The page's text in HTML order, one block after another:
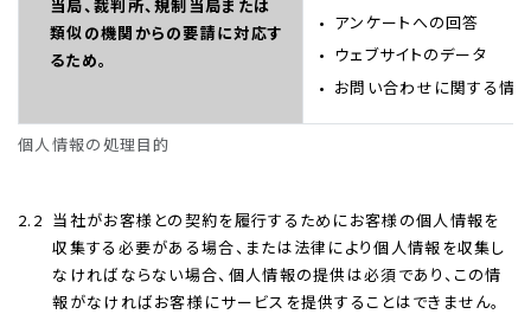
個人情報の処理目的
当局、裁判所、規制当局または
類似の機関からの要請に対応す
るため。
アンケートへの回答
ウェブサイトのデータ
お問い合わせに関する情
2.2 当社がお客様との契約を履行するためにお客様の個人情報を
収集する必要がある場合、または法律により個人情報を収集し
なければならない場合、個人情報の提供は必須であり、この情
報がなければお客様にサービスを提供することはできません。